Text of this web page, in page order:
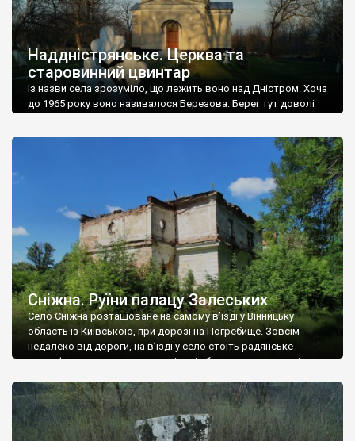
Наддністрянське. Церква та
старовинний цвинтар
Із назви села зрозуміло, що лежить воно над Дністром. Хоча
до 1965 року воно називалося Березова. Берег тут доволі
Наддністрянське відрізняється від більшості навколишніх
сіл. У селі є мурована Михайлівська церква. Точної дати […]
Сніжна. Руїни палацу Залеських
Село Сніжна розташоване на самому в’їзді у Вінницьку
область із Київською, при дорозі на Погребище. Зовсім
недалеко від дороги, на в’їзді у село стоїть радянське
рельєфне пано, яке показує жінку і яблуню, а трохи далі, десь
не видно, але видно дві стареньких колії у траві – […]